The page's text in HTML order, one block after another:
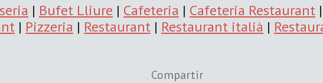
| Bufet Lliure | Cafeteria | Cafeteria Restaurant |
| Pizzeria | Restaurant | Restaurant italià |
Compartir